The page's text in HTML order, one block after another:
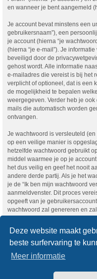
Deze website maakt
beste surfervaring te
Meer informatie
en wanneer je bent aangemeld
Je account bevat minstens een
gebruikersnaam”), een
je account (hierna “je
(hierna “je e-mail”). Je
beveiligd door de
gehost wordt. Alle informatie
e-mailadres die vereist is bij het
verplicht of optioneel, dat is een
de mogelijkheid te bepalen
weergegeven. Verder heb je
mails die automatisch worden
ontvangen.
Je wachtwoord is versleuteld
op een veilige manier is
hetzelfde wachtwoord gebruikt
middel waarmee je op je
het dus veilig en geef het nooit
andere derde partij. Als je het
je de “Ik ben mijn wachtwoord
aanmeldvenster. Dit proces
opgeeft van je
wachtwoord zal genereren en
opnieuw kunt aanmelden.
Forum
Copyright © Nikon Club